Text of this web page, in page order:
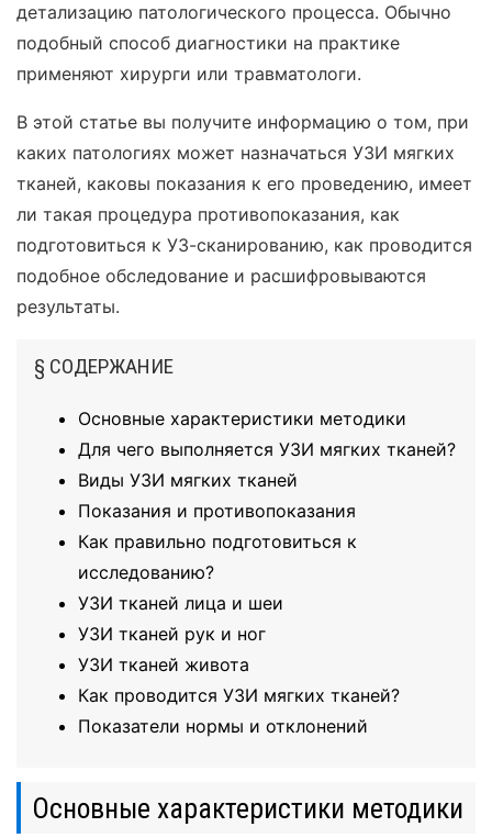
детализацию патологического процесса. Обычно
подобный способ диагностики на практике
применяют хирурги или травматологи.
В этой статье вы получите информацию о том, при
каких патологиях может назначаться УЗИ мягких
тканей, каковы показания к его проведению, имеет
ли такая процедура противопоказания, как
подготовиться к УЗ-сканированию, как проводится
подобное обследование и расшифровываются
результаты.
§ СОДЕРЖАНИЕ
Основные характеристики методики
Для чего выполняется УЗИ мягких тканей?
Виды УЗИ мягких тканей
Показания и противопоказания
Как правильно подготовиться к
исследованию?
УЗИ тканей лица и шеи
УЗИ тканей рук и ног
УЗИ тканей живота
Как проводится УЗИ мягких тканей?
Показатели нормы и отклонений
Основные характеристики методики